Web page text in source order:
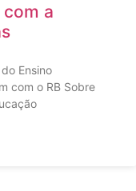
com a
Ensino
com o RB Sobre